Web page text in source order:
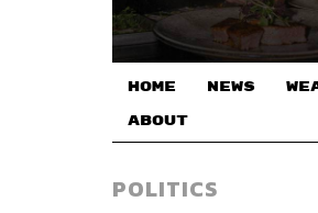
HOME NEWS
ABOUT
POLITICS